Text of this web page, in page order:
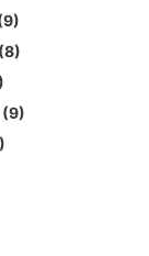
9
8
9